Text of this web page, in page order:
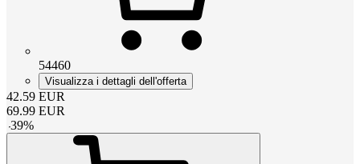
54460
Visualizza i dettagli dell'offerta
42.59 EUR
69.99 EUR
-39%